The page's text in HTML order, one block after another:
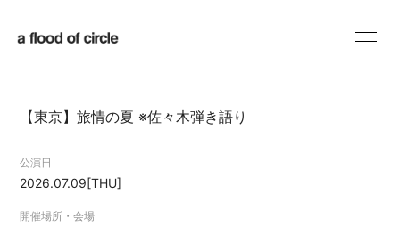
SCHEDULE PROFILE
DISCOGRAPHY
MOVIE
【東京】旅情の夏 ※佐々木弾き語り
公演日
2026.07.09[THU]
開催場所・会場